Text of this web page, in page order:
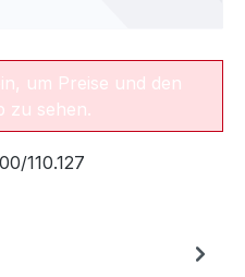
um Preise und den
zu sehen.
110.127